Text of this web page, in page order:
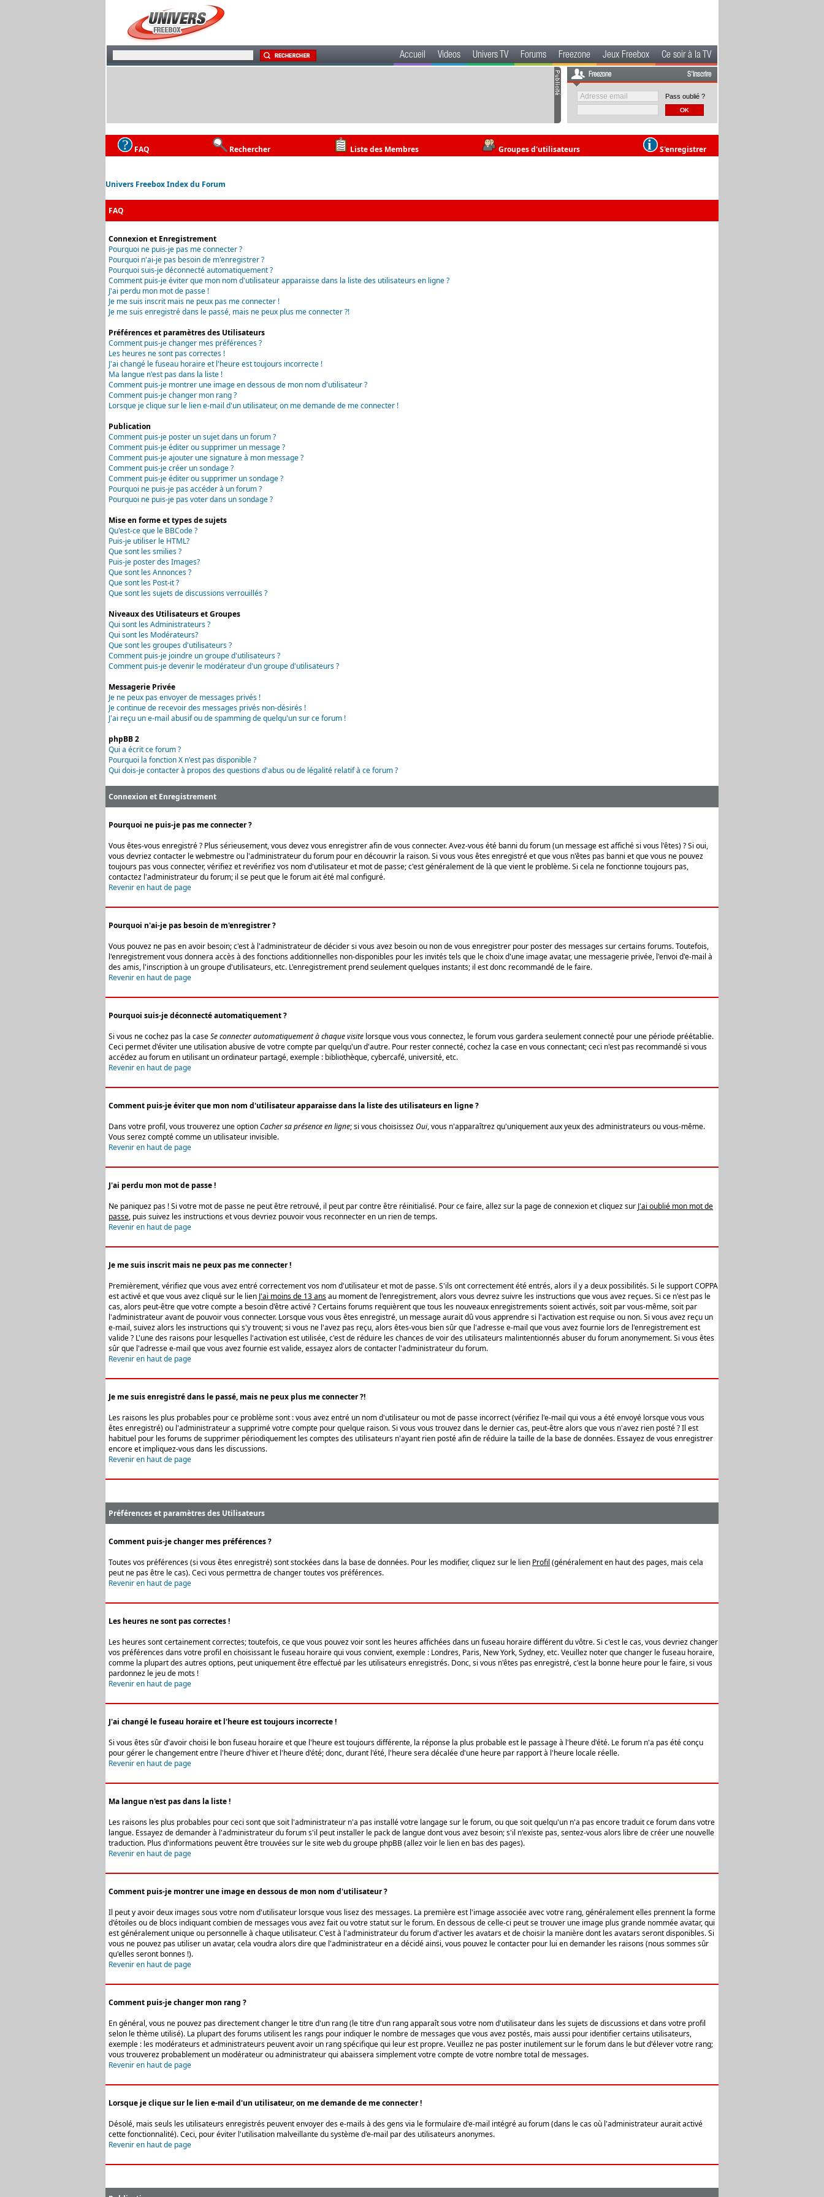
Accueil Videos Univers TV Forums Freezone Jeux Freebox Ce soir à la TV
Freezone S'inscrire
Pass oublié ?
FAQ Rechercher Liste des Membres Groupes d'utilisateurs S'enregistrer
Univers Freebox Index du Forum
FAQ
Connexion et Enregistrement
Pourquoi ne puis-je pas me connecter ?
Pourquoi n'ai-je pas besoin de m'enregistrer ?
Pourquoi suis-je déconnecté automatiquement ?
Comment puis-je éviter que mon nom d'utilisateur apparaisse dans la liste des utilisateurs en ligne ?
J'ai perdu mon mot de passe !
Je me suis inscrit mais ne peux pas me connecter !
Je me suis enregistré dans le passé, mais ne peux plus me connecter ?!
Préférences et paramètres des Utilisateurs
Comment puis-je changer mes préférences ?
Les heures ne sont pas correctes !
J'ai changé le fuseau horaire et l'heure est toujours incorrecte !
Ma langue n'est pas dans la liste !
Comment puis-je montrer une image en dessous de mon nom d'utilisateur ?
Comment puis-je changer mon rang ?
Lorsque je clique sur le lien e-mail d'un utilisateur, on me demande de me connecter !
Publication
Comment puis-je poster un sujet dans un forum ?
Comment puis-je éditer ou supprimer un message ?
Comment puis-je ajouter une signature à mon message ?
Comment puis-je créer un sondage ?
Comment puis-je éditer ou supprimer un sondage ?
Pourquoi ne puis-je pas accéder à un forum ?
Pourquoi ne puis-je pas voter dans un sondage ?
Mise en forme et types de sujets
Qu'est-ce que le BBCode ?
Puis-je utiliser le HTML?
Que sont les smilies ?
Puis-je poster des Images?
Que sont les Annonces ?
Que sont les Post-it ?
Que sont les sujets de discussions verrouillés ?
Niveaux des Utilisateurs et Groupes
Qui sont les Administrateurs ?
Qui sont les Modérateurs?
Que sont les groupes d'utilisateurs ?
Comment puis-je joindre un groupe d'utilisateurs ?
Comment puis-je devenir le modérateur d'un groupe d'utilisateurs ?
Messagerie Privée
Je ne peux pas envoyer de messages privés !
Je continue de recevoir des messages privés non-désirés !
J'ai reçu un e-mail abusif ou de spamming de quelqu'un sur ce forum !
phpBB 2
Qui a écrit ce forum ?
Pourquoi la fonction X n'est pas disponible ?
Qui dois-je contacter à propos des questions d'abus ou de légalité relatif à ce forum ?
Connexion et Enregistrement
Pourquoi ne puis-je pas me connecter ?
Vous êtes-vous enregistré ? Plus sérieusement, vous devez vous enregistrer afin de vous connecter. Avez-vous été banni du forum (un message est affiché si vous l'êtes) ? Si oui,
vous devriez contacter le webmestre ou l'administrateur du forum pour en découvrir la raison. Si vous vous êtes enregistré et que vous n'êtes pas banni et que vous ne pouvez
toujours pas vous connecter, vérifiez et revérifiez vos nom d'utilisateur et mot de passe; c'est généralement de là que vient le problème. Si cela ne fonctionne toujours pas,
contactez l'administrateur du forum; il se peut que le forum ait été mal configuré.
Revenir en haut de page
Pourquoi n'ai-je pas besoin de m'enregistrer ?
Vous pouvez ne pas en avoir besoin; c'est à l'administrateur de décider si vous avez besoin ou non de vous enregistrer pour poster des messages sur certains forums. Toutefois,
l'enregistrement vous donnera accès à des fonctions additionnelles non-disponibles pour les invités tels que le choix d'une image avatar, une messagerie privée, l'envoi d'e-mail à
des amis, l'inscription à un groupe d'utilisateurs, etc. L'enregistrement prend seulement quelques instants; il est donc recommandé de le faire.
Revenir en haut de page
Pourquoi suis-je déconnecté automatiquement ?
Si vous ne cochez pas la caseSe connecter automatiquement à chaque visite lorsque vous vous connectez, le forum vous gardera seulement connecté pour une période préétablie.
Ceci permet d'éviter une utilisation abusive de votre compte par quelqu'un d'autre. Pour rester connecté, cochez la case en vous connectant; ceci n'est pas recommandé si vous
accédez au forum en utilisant un ordinateur partagé, exemple : bibliothèque, cybercafé, université, etc.
Revenir en haut de page
Comment puis-je éviter que mon nom d'utilisateur apparaisse dans la liste des utilisateurs en ligne ?
Dans votre profil, vous trouverez une optionCacher sa présence en ligne; si vous choisissezOui, vous n'apparaîtrez qu'uniquement aux yeux des administrateurs ou vous-même.
Vous serez compté comme un utilisateur invisible.
Revenir en haut de page
J'ai perdu mon mot de passe !
Ne paniquez pas ! Si votre mot de passe ne peut être retrouvé, il peut par contre être réinitialisé. Pour ce faire, allez sur la page de connexion et cliquez sur J'ai oublié mon mot de
passe, puis suivez les instructions et vous devriez pouvoir vous reconnecter en un rien de temps.
Revenir en haut de page
Je me suis inscrit mais ne peux pas me connecter !
Premièrement, vérifiez que vous avez entré correctement vos nom d'utilisateur et mot de passe. S'ils ont correctement été entrés, alors il y a deux possibilités. Si le support COPPA
est activé et que vous avez cliqué sur le lien J'ai moins de 13 ansau moment de l'enregistrement, alors vous devrez suivre les instructions que vous avez reçues. Si ce n'est pas le
cas, alors peut-être que votre compte a besoin d'être activé ? Certains forums requièrent que tous les nouveaux enregistrements soient activés, soit par vous-même, soit par
l'administrateur avant de pouvoir vous connecter. Lorsque vous vous êtes enregistré, un message aurait dû vous apprendre si l'activation est requise ou non. Si vous avez reçu un
e-mail, suivez alors les instructions qui s'y trouvent; si vous ne l'avez pas reçu, alors êtes-vous bien sûr que l'adresse e-mail que vous avez fournie lors de l'enregistrement est
valide ? L'une des raisons pour lesquelles l'activation est utilisée, c'est de réduire les chances de voir des utilisateurs malintentionnés abuser du forum anonymement. Si vous êtes
sûr que l'adresse e-mail que vous avez fournie est valide, essayez alors de contacter l'administrateur du forum.
Revenir en haut de page
Je me suis enregistré dans le passé, mais ne peux plus me connecter ?!
Les raisons les plus probables pour ce problème sont : vous avez entré un nom d'utilisateur ou mot de passe incorrect (vérifiez l'e-mail qui vous a été envoyé lorsque vous vous
êtes enregistré) ou l'administrateur a supprimé votre compte pour quelque raison. Si vous vous trouvez dans le dernier cas, peut-être alors que vous n'avez rien posté ? Il est
habituel pour les forums de supprimer périodiquement les comptes des utilisateurs n'ayant rien posté afin de réduire la taille de la base de données. Essayez de vous enregistrer
encore et impliquez-vous dans les discussions.
Revenir en haut de page
Préférences et paramètres des Utilisateurs
Comment puis-je changer mes préférences ?
Toutes vos préférences (si vous êtes enregistré) sont stockées dans la base de données. Pour les modifier, cliquez sur le lien Profil (généralement en haut des pages, mais cela
peut ne pas être le cas). Ceci vous permettra de changer toutes vos préférences.
Revenir en haut de page
Les heures ne sont pas correctes !
Les heures sont certainement correctes; toutefois, ce que vous pouvez voir sont les heures affichées dans un fuseau horaire différent du vôtre. Si c'est le cas, vous devriez changer
vos préférences dans votre profil en choisissant le fuseau horaire qui vous convient, exemple : Londres, Paris, New York, Sydney, etc. Veuillez noter que changer le fuseau horaire,
comme la plupart des autres options, peut uniquement être effectué par les utilisateurs enregistrés. Donc, si vous n'êtes pas enregistré, c'est la bonne heure pour le faire, si vous
pardonnez le jeu de mots !
Revenir en haut de page
J'ai changé le fuseau horaire et l'heure est toujours incorrecte !
Si vous êtes sûr d'avoir choisi le bon fuseau horaire et que l'heure est toujours différente, la réponse la plus probable est le passage à l'heure d'été. Le forum n'a pas été conçu
pour gérer le changement entre l'heure d'hiver et l'heure d'été; donc, durant l'été, l'heure sera décalée d'une heure par rapport à l'heure locale réelle.
Revenir en haut de page
Ma langue n'est pas dans la liste !
Les raisons les plus probables pour ceci sont que soit l'administrateur n'a pas installé votre langage sur le forum, ou que soit quelqu'un n'a pas encore traduit ce forum dans votre
langue. Essayez de demander à l'administrateur du forum s'il peut installer le pack de langue dont vous avez besoin; s'il n'existe pas, sentez-vous alors libre de créer une nouvelle
traduction. Plus d'informations peuvent être trouvées sur le site web du groupe phpBB (allez voir le lien en bas des pages).
Revenir en haut de page
Comment puis-je montrer une image en dessous de mon nom d'utilisateur ?
Il peut y avoir deux images sous votre nom d'utilisateur lorsque vous lisez des messages. La première est l'image associée avec votre rang, généralement elles prennent la forme
d'étoiles ou de blocs indiquant combien de messages vous avez fait ou votre statut sur le forum. En dessous de celle-ci peut se trouver une image plus grande nommée avatar, qui
est généralement unique ou personnelle à chaque utilisateur. C'est à l'administrateur du forum d'activer les avatars et de choisir la manière dont les avatars seront disponibles. Si
vous ne pouvez pas utiliser un avatar, cela voudra alors dire que l'administrateur en a décidé ainsi, vous pouvez le contacter pour lui en demander les raisons (nous sommes sûr
qu'elles seront bonnes !).
Revenir en haut de page
Comment puis-je changer mon rang ?
En général, vous ne pouvez pas directement changer le titre d'un rang (le titre d'un rang apparaît sous votre nom d'utilisateur dans les sujets de discussions et dans votre profil
selon le thème utilisé). La plupart des forums utilisent les rangs pour indiquer le nombre de messages que vous avez postés, mais aussi pour identifier certains utilisateurs,
exemple : les modérateurs et administrateurs peuvent avoir un rang spécifique qui leur est propre. Veuillez ne pas poster inutilement sur le forum dans le but d'élever votre rang;
vous trouverez probablement un modérateur ou administrateur qui abaissera simplement votre compte de votre nombre total de messages.
Revenir en haut de page
Lorsque je clique sur le lien e-mail d'un utilisateur, on me demande de me connecter !
Désolé, mais seuls les utilisateurs enregistrés peuvent envoyer des e-mails à des gens via le formulaire d'e-mail intégré au forum (dans le cas où l'administrateur aurait activé
cette fonctionnalité). Ceci, pour éviter l'utilisation malveillante du système d'e-mail par des utilisateurs anonymes.
Revenir en haut de page